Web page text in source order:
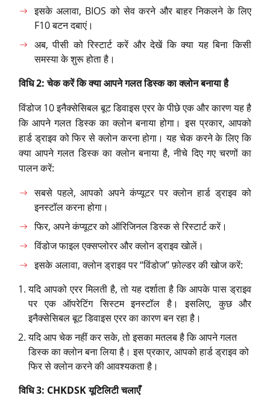
इसके अलावा, BIOS को सेव करने और बाहर निकलने के लिए
F10 बटन दबाएं।
अब, पीसी को रिस्टार्ट करें और देखें कि क्या यह बिना किसी
समस्या के शुरू होता है।
विधि 2: चेक करें कि क्या आपने गलत डिस्क का क्लोन बनाया है
विंडोज 10 इनैक्सेसिबल बूट डिवाइस एरर के पीछे एक और कारण यह है
कि आपने गलत डिस्क का क्लोन बनाया होगा। इस प्रकार, आपको
हार्ड ड्राइव को फिर से क्लोन करना होगा। यह चेक करने के लिए कि
क्या आपने गलत डिस्क का क्लोन बनाया है, नीचे दिए गए चरणों का
पालन करें:
सबसे पहले, आपको अपने कंप्यूटर पर क्लोन हार्ड ड्राइव को
इनस्टॉल करना होगा।
फिर, अपने कंप्यूटर को ऑरिजिनल डिस्क से रिस्टार्ट करें।
विंडोज फाइल एक्सप्लोरर और क्लोन ड्राइव खोलें।
इसके अलावा, क्लोन ड्राइव पर “विंडोज” फ़ोल्डर की खोज करें:
यदि आपको एरर मिलती है, तो यह दर्शाता है कि आपके पास ड्राइव
पर एक ऑपरेटिंग सिस्टम इनस्टॉल है। इसलिए, कुछ और
इनैक्सेसिबल बूट डिवाइस एरर का कारण बन रहा है।
यदि आप चेक नहीं कर सके, तो इसका मतलब है कि आपने गलत
डिस्क का क्लोन बना लिया है। इस प्रकार, आपको हार्ड ड्राइव को
फिर से क्लोन करने की आवश्यकता है।
विधि 3: CHKDSKयूटिलिटीचलाएँ